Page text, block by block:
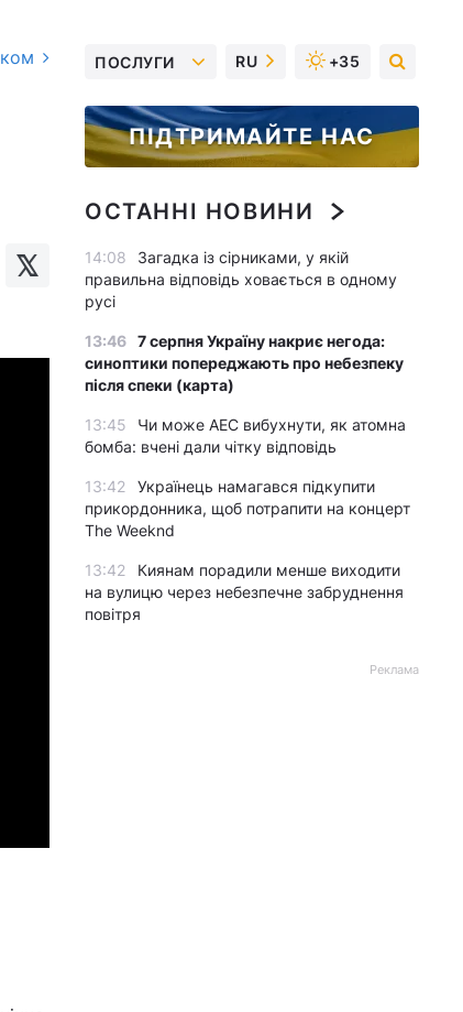
ПОСЛУГИ RU +35
ПІДТРИМАЙТЕ НАС
ОСТАННІ НОВИНИ
14:08
Загадка із сірниками, у якій
правильна відповідь ховається в одному
русі
13:46 7 серпня Україну накриє негода:
синоптики попереджають про небезпеку
після спеки (карта)
13:45
Чи може АЕС вибухнути, як атомна
бомба: вчені дали чітку відповідь
13:42
Українець намагався підкупити
прикордонника, щоб потрапити на концерт
The Weeknd
13:42
Киянам порадили менше виходити
на вулицю через небезпечне забруднення
повітря
Реклама